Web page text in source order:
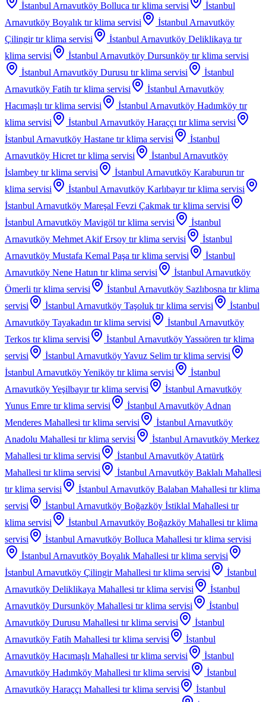
İstanbul Arnavutköy Bolluca tır klima servisi
İstanbul
Arnavutköy Boyalık tır klima servisi
İstanbul Arnavutköy
Çilingir tır klima servisi İstanbul Arnavutköy Deliklikaya tır
klima servisi
İstanbul Arnavutköy Dursunköy tır klima servisi
İstanbul Arnavutköy Durusu tır klima servisi
İstanbul
Arnavutköy Fatih tır klima servisi
İstanbul Arnavutköy
Hacımaşlı tır klima servisi İstanbul Arnavutköy Hadımköy tır
klima servisi
İstanbul Arnavutköy Haraççı tır klima servisi
İstanbul Arnavutköy Hastane tır klima servisi
İstanbul
Arnavutköy Hicret tır klima servisi
İstanbul Arnavutköy
İslambey tır klima servisi İstanbul Arnavutköy Karaburun tır
klima servisi
İstanbul Arnavutköy Karlıbayır tır klima servisi
İstanbul Arnavutköy Mareşal Fevzi Çakmak tır klima servisi
İstanbul Arnavutköy Mavigöl tır klima servisi
İstanbul
Arnavutköy Mehmet Akif Ersoy tır klima servisi
İstanbul
Arnavutköy Mustafa Kemal Paşa tır klima servisi
İstanbul
Arnavutköy Nene Hatun tır klima servisi
İstanbul Arnavutköy
Ömerli tır klima servisi İstanbul Arnavutköy Sazlıbosna tır klima
servisi
İstanbul Arnavutköy Taşoluk tır klima servisi
İstanbul
Arnavutköy Tayakadın tır klima servisi
İstanbul Arnavutköy
Terkos tır klima servisi İstanbul Arnavutköy Yassıören tır klima
servisi
İstanbul Arnavutköy Yavuz Selim tır klima servisi
İstanbul Arnavutköy Yeniköy tır klima servisi
İstanbul
Arnavutköy Yeşilbayır tır klima servisi
İstanbul Arnavutköy
Yunus Emre tır klima servisi
İstanbul Arnavutköy Adnan
Menderes Mahallesi tır klima servisi
İstanbul Arnavutköy
Anadolu Mahallesi tır klima servisi
İstanbul Arnavutköy Merkez
Mahallesi tır klima servisi
İstanbul Arnavutköy Atatürk
Mahallesi tır klima servisi
İstanbul Arnavutköy Baklalı Mahallesi
tır klima servisi
İstanbul Arnavutköy Balaban Mahallesi tır klima
servisi
İstanbul Arnavutköy Boğazköy İstiklal Mahallesi tır
klima servisi
İstanbul Arnavutköy Boğazköy Mahallesi tır klima
servisi
İstanbul Arnavutköy Bolluca Mahallesi tır klima servisi
İstanbul Arnavutköy Boyalık Mahallesi tır klima servisi
İstanbul Arnavutköy Çilingir Mahallesi tır klima servisi
İstanbul
Arnavutköy Deliklikaya Mahallesi tır klima servisi
İstanbul
Arnavutköy Dursunköy Mahallesi tır klima servisi
İstanbul
Arnavutköy Durusu Mahallesi tır klima servisi
İstanbul
Arnavutköy Fatih Mahallesi tır klima servisi
İstanbul
Arnavutköy Hacımaşlı Mahallesi tır klima servisi
İstanbul
Arnavutköy Hadımköy Mahallesi tır klima servisi
İstanbul
Arnavutköy Haraççı Mahallesi tır klima servisi
İstanbul